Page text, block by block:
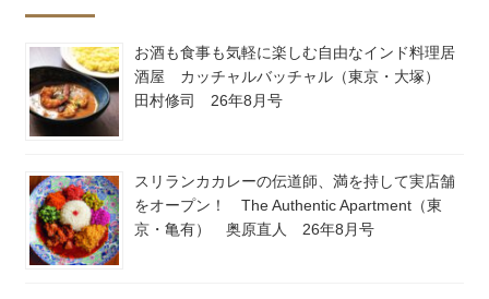
お酒も食事も気軽に楽しむ自由なインド料理居
酒屋 カッチャルバッチャル（東京・大塚）
田村修司 26年8月号
スリランカカレーの伝道師、満を持して実店舗
をオープン！ The Authentic Apartment（東
京・亀有） 奥原直人 26年8月号